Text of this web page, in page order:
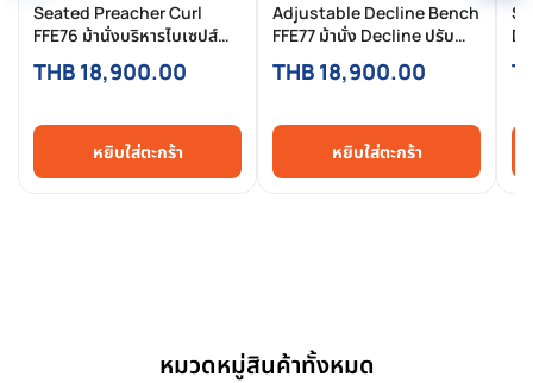
Seated Preacher Curl
FFE76 ม้านั่งบริหารไบเซปส์
แบบ Preacher ระดับ
Commercial
THB 18,900.00
หยิบใส่ตะกร้า
Adjustable Decline Bench
FFE77 ม้านั่ง Decline ปรับ
ระดับได้ แข็งแรงสำหรับ
ฟิตเนส Commercial
THB 18,900.00
หยิบใส่ตะกร้า
หมวดหมู่สินค้าทั้งหมด